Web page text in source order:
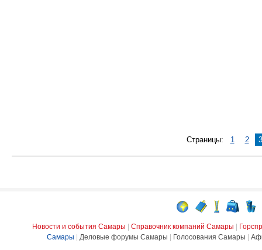
Страницы: 1 2 3
Новости и события Самары Справочник компаний Самары
Самары
Деловые форумы Самары Голосования Самары